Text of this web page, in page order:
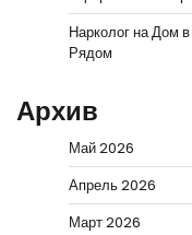
Нарколог на Дом
Рядом
Архив
Май 2026
Апрель 2026
Март 2026